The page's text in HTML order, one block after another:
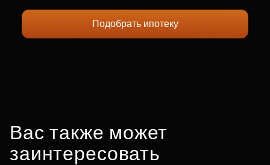
Подобрать ипотеку
Вас также может
заинтересовать